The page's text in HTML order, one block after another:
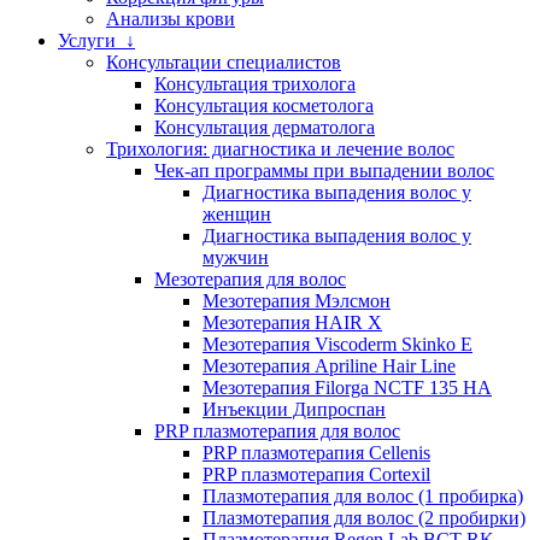
Анализы крови
Услуги ↓
Консультации специалистов
Консультация трихолога
Консультация косметолога
Консультация дерматолога
Трихология: диагностика и лечение волос
Чек-ап программы при выпадении волос
Диагностика выпадения волос у
женщин
Диагностика выпадения волос у
мужчин
Мезотерапия для волос
Мезотерапия Мэлсмон
Мезотерапия HAIR X
Мезотерапия Viscoderm Skinko E
Мезотерапия Apriline Hair Line
Мезотерапия Filorga NCTF 135 HA
Инъекции Дипроспан
PRP плазмотерапия для волос
PRP плазмотерапия Cellenis
PRP плазмотерапия Cortexil
Плазмотерапия для волос (1 пробирка)
Плазмотерапия для волос (2 пробирки)